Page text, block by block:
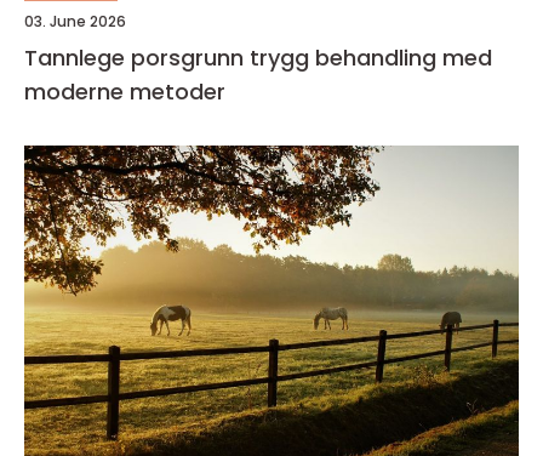
03. June 2026
Tannlege porsgrunn trygg behandling med
moderne metoder